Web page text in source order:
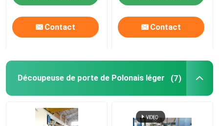
Contact Contact
Découpeuse de porte de Polonais léger (7)